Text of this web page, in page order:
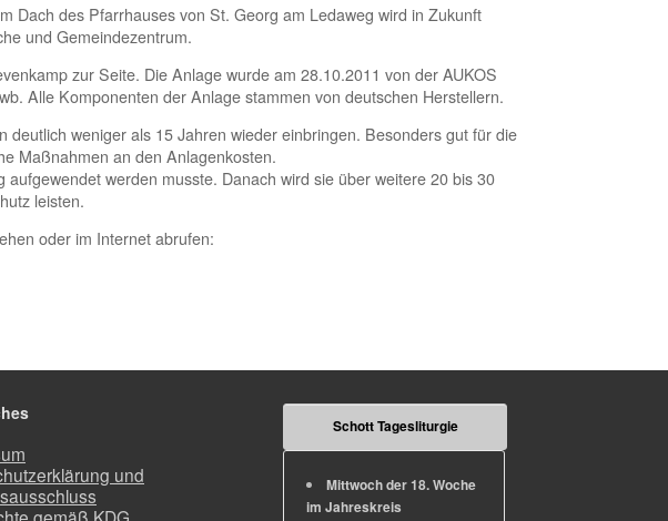
Dach des Pfarrhauses von St. Georg am Ledaweg wird in Zukunft
und Gemeindezentrum.
zur Seite. Die Anlage wurde am 28.10.2011 von der AUKOS
Alle Komponenten der Anlage stammen von deutschen Herstellern.
weniger als 15 Jahren wieder einbringen. Besonders gut für die
Maßnahmen an den Anlagenkosten.
werden musste. Danach wird sie über weitere 20 bis 30
leisten.
oder im Internet abrufen:
und
Schott Tagesliturgie
Mittwoch der 18. Woche
im Jahreskreis